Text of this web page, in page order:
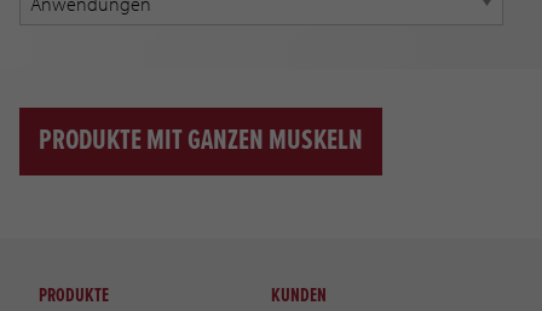
PRODUKTE MIT GANZEN MUSKELN
PRODUKTE
KUNDEN